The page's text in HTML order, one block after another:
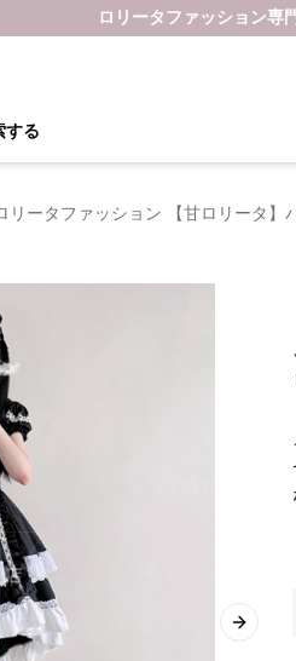
ロリータファッション専
する
リータファッション 【甘ロリータ】
Next